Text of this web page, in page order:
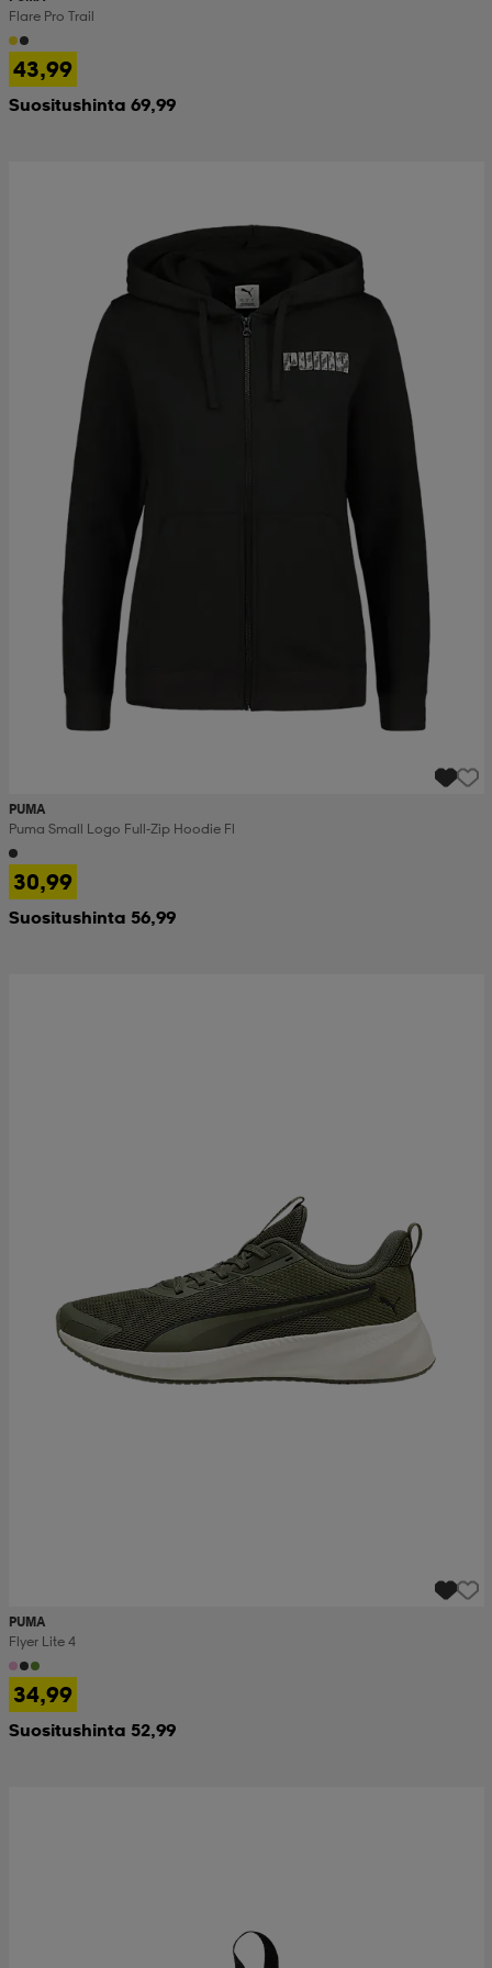
Flare Pro Trail
43,99
Suositushinta 69,99
PUMA
Puma Small Logo Full-Zip Hoodie Fl
30,99
Suositushinta 56,99
PUMA
Flyer Lite 4
34,99
Suositushinta 52,99